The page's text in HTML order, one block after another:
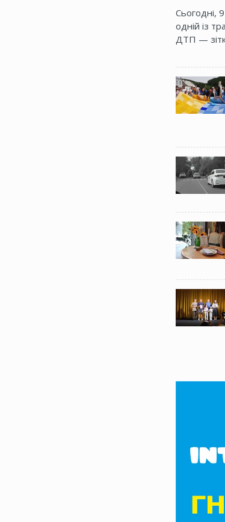
Сьогодні,
одній із
ДТП —